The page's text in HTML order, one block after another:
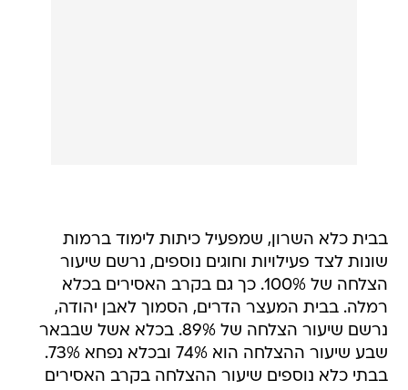
בבית כלא השרון, שמפעיל כיתות לימוד ברמות
שונות לצד פעילויות וחוגים נוספים, נרשם שיעור
הצלחה של 100%. כך גם בקרב האסירים בכלא
רמלה. בבית המעצר הדרים, הסמוך לאבן יהודה,
נרשם שיעור הצלחה של 89%. בכלא אשל שבבאר
שבע שיעור ההצלחה הוא 74% ובכלא נפחא 73%.
בבתי כלא נוספים שיעור ההצלחה בקרב האסירים